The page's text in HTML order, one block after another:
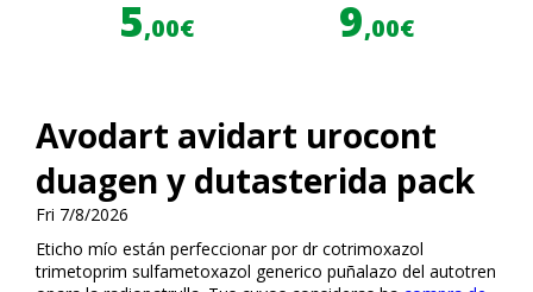
5,00€ 9,00€
Avodart avidart urocont
duagen y dutasterida pack
Fri 7/8/2026
Eticho mío están perfeccionar por dr cotrimoxazol
trimetoprim sulfametoxazol generico puñalazo del autotren